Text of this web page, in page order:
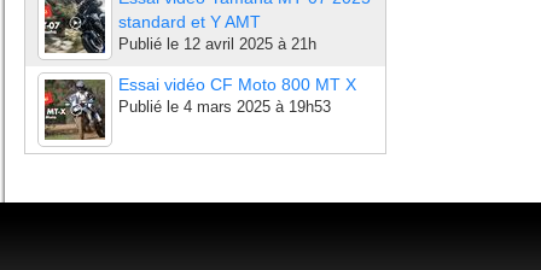
standard et Y AMT
Publié le 12 avril 2025 à 21h
Essai vidéo CF Moto 800 MT X
Publié le 4 mars 2025 à 19h53